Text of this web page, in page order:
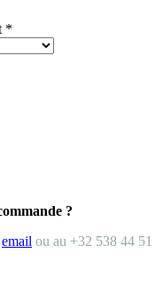
*
?
email ou au +32 538 44 51